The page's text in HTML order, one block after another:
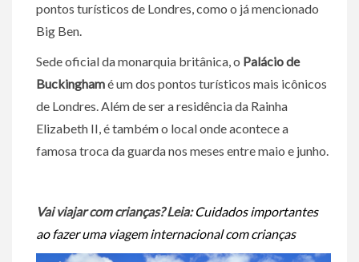
pontos turísticos de Londres, como o já mencionado
Big Ben.
Sede oficial da monarquia britânica, o Palácio de
Buckinghamé um dos pontos turísticos mais icônicos
de Londres. Além de ser a residência da Rainha
Elizabeth II, é também o local onde acontece a
famosa troca da guarda nos meses entre maio e junho.
Vai viajar com crianças? Leia: Cuidados importantes
ao fazer uma viagem internacional com crianças